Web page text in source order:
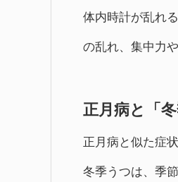
体内時計が乱れ
の乱れ、集中力
正月病と「
正月病と似た症
冬季うつは、季